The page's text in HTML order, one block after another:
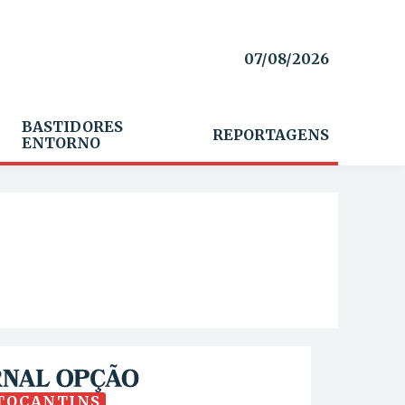
07/08/2026
BASTIDORES
ENTORNO
REPORTAGENS